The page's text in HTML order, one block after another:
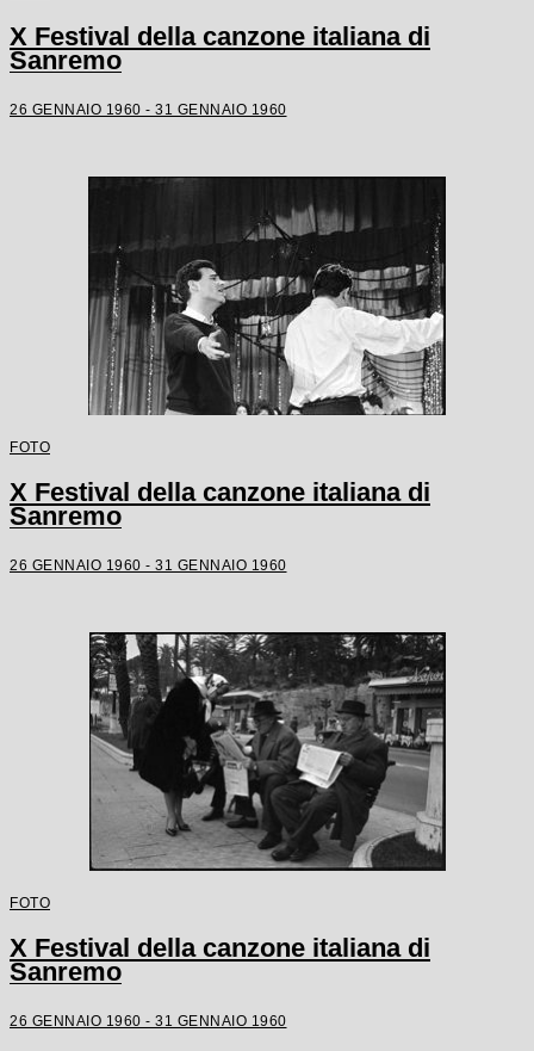
X Festival della canzone italiana di
Sanremo
26 GENNAIO 1960 - 31 GENNAIO 1960
FOTO
X Festival della canzone italiana di
Sanremo
26 GENNAIO 1960 - 31 GENNAIO 1960
FOTO
X Festival della canzone italiana di
Sanremo
26 GENNAIO 1960 - 31 GENNAIO 1960